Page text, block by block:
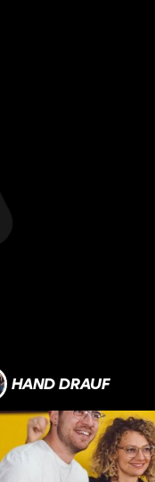
HAND DRAUF